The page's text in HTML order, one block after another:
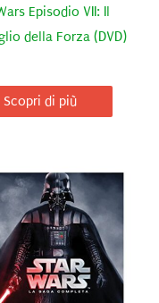
Episodio VII: Il
della Forza (DVD)
Scopri di più